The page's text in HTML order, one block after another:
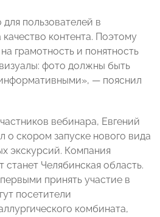
пользователей в
контента. Поэтому
грамотность и понятность
фото должны быть
— пояснил
вебинара, Евгений
о скором запуске нового вида
экскурсий. Компания
Челябинская область.
принять участие в
посетители
комбината,